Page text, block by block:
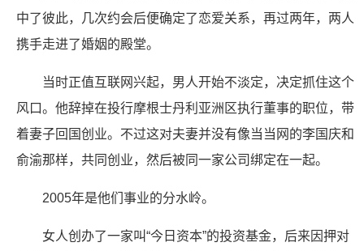
中了彼此，几次约会后便确定了恋爱关系，再过两年，两人
携手走进了婚姻的殿堂。
当时正值互联网兴起，男人开始不淡定，决定抓住这个
风口。他辞掉在投行摩根士丹利亚洲区执行董事的职位，带
着妻子回国创业。不过这对夫妻并没有像当当网的李国庆和
俞渝那样，共同创业，然后被同一家公司绑定在一起。
2005年是他们事业的分水岭。
女人创办了一家叫“今日资本”的投资基金，后来因押对